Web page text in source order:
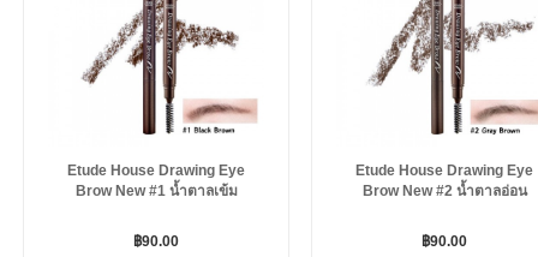
Etude House Drawing Eye
Brow New #1 น้ำตาลเข้ม
฿90.00
Etude House Drawing Eye
Brow New #2 น้ำตาลอ่อน
฿90.00